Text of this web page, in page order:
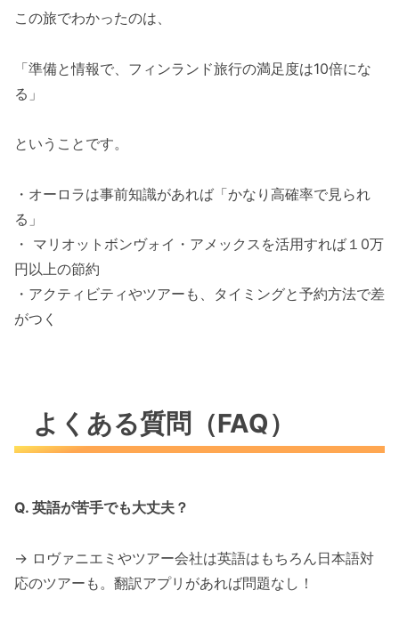
この旅でわかったのは、
「準備と情報で、フィンランド旅行の満足度は10倍にな
る」
ということです。
・オーロラは事前知識があれば「かなり高確率で見られ
る」
・ マリオットボンヴォイ・アメックスを活用すれば１0万
円以上の節約
・アクティビティやツアーも、タイミングと予約方法で差
がつく
よくある質問（FAQ）
Q. 英語が苦手でも大丈夫？
→ ロヴァニエミやツアー会社は英語はもちろん日本語対
応のツアーも。翻訳アプリがあれば問題なし！